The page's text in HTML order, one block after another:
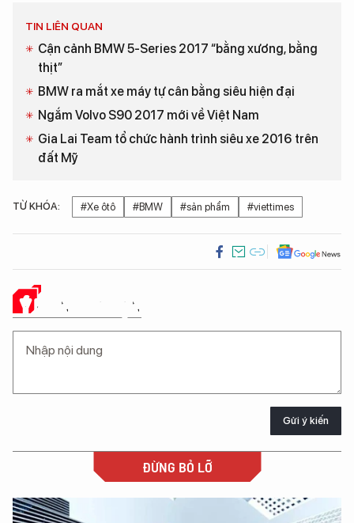
TIN LIÊN QUAN
Cận cảnh BMW 5-Series 2017 “bằng xương, bằng
thịt”
BMW ra mắt xe máy tự cân bằng siêu hiện đại
Ngắm Volvo S90 2017 mới về Việt Nam
Gia Lai Team tổ chức hành trình siêu xe 2016 trên
đất Mỹ
TỪ KHÓA: #Xe ôtô #BMW #sản phẩm #viettimes
Ý KIẾN CỦA BẠN
Gửi ý kiến
ĐỪNG BỎ LỠ